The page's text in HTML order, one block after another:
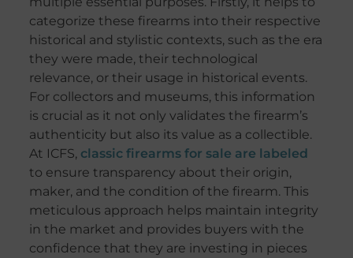
categorize these firearms into their respective
historical and stylistic contexts, such as the era
they were made, their technological
relevance, or their usage in historical events.
For collectors and museums, this information
is crucial as it not only validates the firearm’s
authenticity but also its value as a collectible.
At ICFS, classic firearms for sale are labeled
to ensure transparency about their origin,
maker, and the condition of the firearm. This
meticulous approach helps maintain integrity
in the market and provides buyers with the
confidence that they are investing in pieces